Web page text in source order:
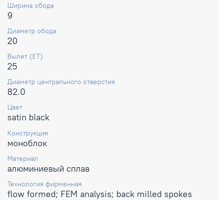
Ширина обода
9
Диаметр обода
20
Вылет (ET)
25
Диаметр центрального отверстия
82.0
Цвет
satin black
Конструкция
моноблок
Материал
алюминиевый сплав
Технология фирменная
flow formed; FEM analysis; back milled spokes